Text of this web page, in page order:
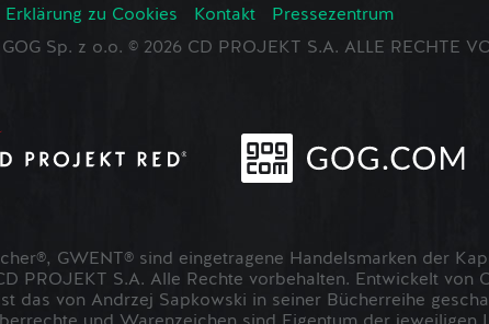
Erklärung zu Cookies
Kontakt
Pressezentrum
Sp. z o.o. © 2026 CD PROJEKT S.A. ALLE RECHTE
GWENT® sind eingetragene Handelsmarken der
PROJEKT S.A. Alle Rechte vorbehalten. Entwickelt von
das von Andrzej Sapkowski in seiner Bücherreihe